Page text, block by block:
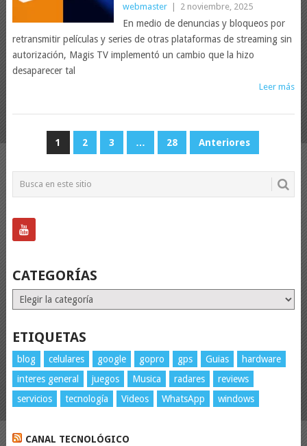
webmaster | 2 noviembre, 2025
En medio de denuncias y bloqueos por
retransmitir películas y series de otras plataformas de streaming sin
autorización, Magis TV implementó un cambio que la hizo
desaparecer tal
Leer más
PAGINACIÓN
ENTRADAS
1 2 3 … 28 Anteriores
CATEGORÍAS
Categorías
ETIQUETAS
blog celulares google gopro gps Guias
hardware
interes general
juegos Musica radares
reviews
servicios
tecnología Videos WhatsApp windows
CANAL TECNOLÓGICO